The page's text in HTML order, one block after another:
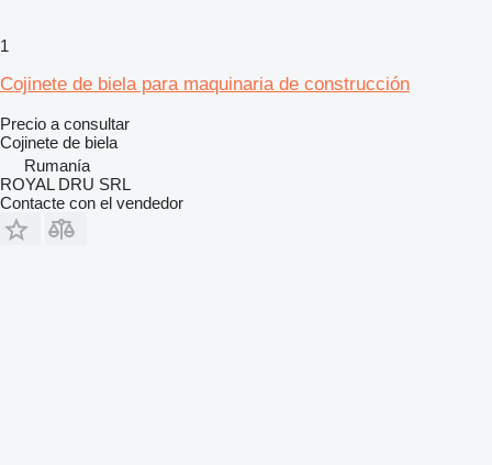
1
Cojinete de biela para maquinaria de construcción
Precio a consultar
Cojinete de biela
Rumanía
ROYAL DRU SRL
Contacte con el vendedor